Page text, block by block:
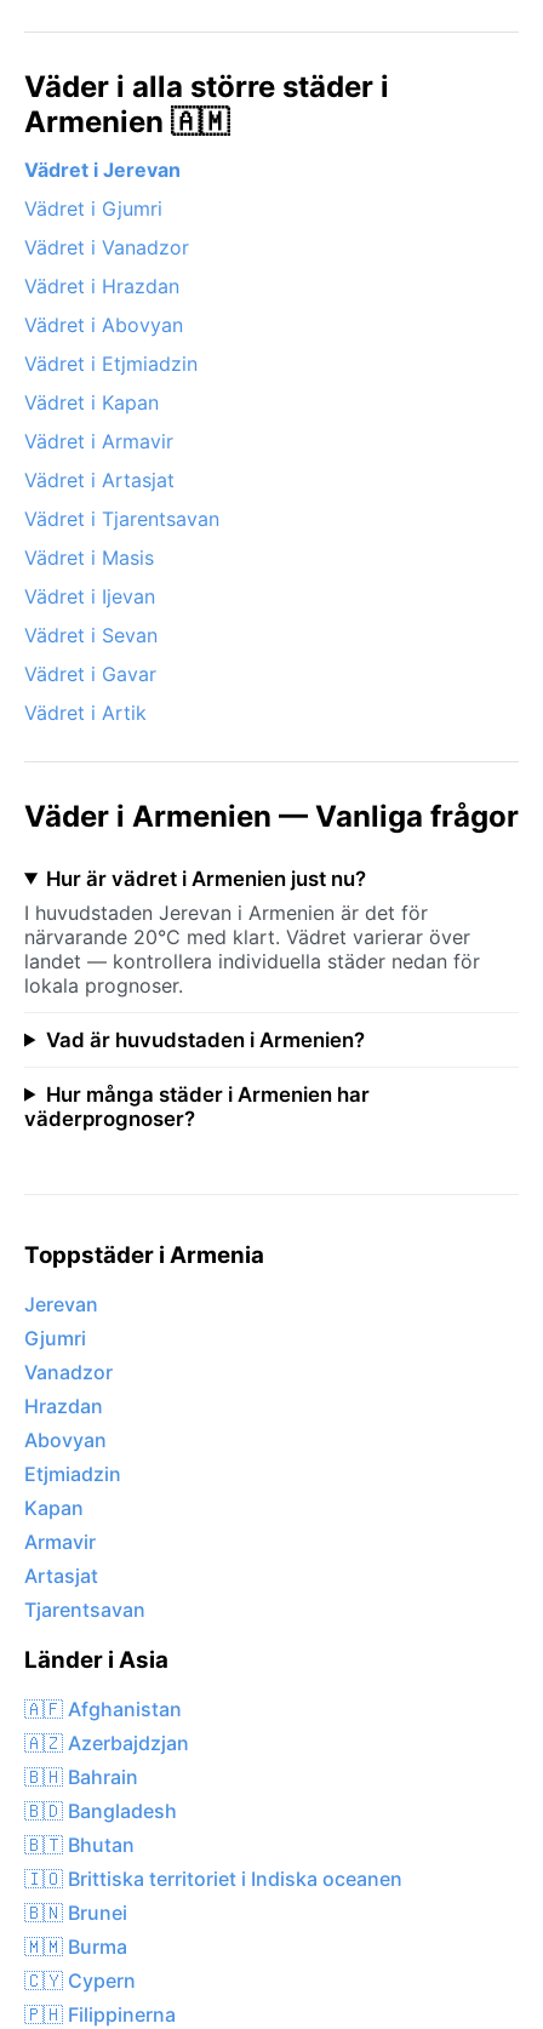
Väder i alla större städer i
Armenien 🇦🇲
Vädret i Jerevan
Vädret i Gjumri
Vädret i Vanadzor
Vädret i Hrazdan
Vädret i Abovyan
Vädret i Etjmiadzin
Vädret i Kapan
Vädret i Armavir
Vädret i Artasjat
Vädret i Tjarentsavan
Vädret i Masis
Vädret i Ijevan
Vädret i Sevan
Vädret i Gavar
Vädret i Artik
Väder i Armenien — Vanliga frågor
Hur är vädret i Armenien just nu?
I huvudstaden Jerevan i Armenien är det för
närvarande 20°C med klart. Vädret varierar över
landet — kontrollera individuella städer nedan för
lokala prognoser.
Vad är huvudstaden i Armenien?
Hur många städer i Armenien har
väderprognoser?
Toppstäder i Armenia
Jerevan
Gjumri
Vanadzor
Hrazdan
Abovyan
Etjmiadzin
Kapan
Armavir
Artasjat
Tjarentsavan
Länder i Asia
🇦🇫 Afghanistan
🇦🇿 Azerbajdzjan
🇧🇭 Bahrain
🇧🇩 Bangladesh
🇧🇹 Bhutan
🇮🇴 Brittiska territoriet i Indiska oceanen
🇧🇳 Brunei
🇲🇲 Burma
🇨🇾 Cypern
🇵🇭 Filippinerna